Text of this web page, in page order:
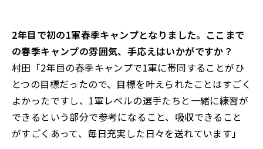
――2年目で初の1軍春季キャンプとなりました。 ここまで
の春季キャンプの雰囲気、手応えはいかがですか？
村田「2年目の春季キャンプで1軍に帯同することがひ
とつの目標だっ たので、目標を叶えられたことはすごく
よかったですし、 1軍レベルの選手たちと一緒に練習が
できるという部分で参考になること、吸収できること
がすごくあって、 毎日充実した日々を送れています」